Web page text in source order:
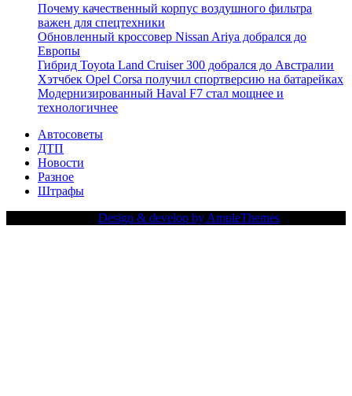
Почему качественный корпус воздушного фильтра
важен для спецтехники
Обновленный кроссовер Nissan Ariya добрался до
Европы
Гибрид Toyota Land Cruiser 300 добрался до Австралии
Хэтчбек Opel Corsa получил спортверсию на батарейках
Модернизированный Haval F7 стал мощнее и
технологичнее
Автосоветы
ДТП
Новости
Разное
Штрафы
Design & develop by AmpleThemes